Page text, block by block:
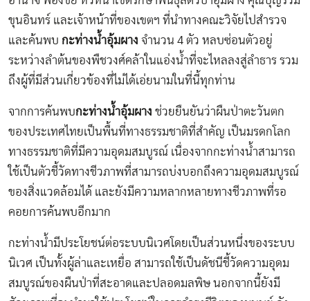
ขุนอินทร์ และเจ้าหน้าที่ของเขตฯ ที่นำทางคณะวิจัยไปสำรวจ
และค้นพบ กะท่างน้ำอุ้มผาง จำนวน 4 ตัว หลบซ่อนตัวอยู่
ระหว่างลำต้นของพืชวงศ์คล้าในแอ่งน้ำที่จะไหลลงสู่ลำธาร รวม
ถึงผู้ที่มีส่วนเกี่ยวข้องที่ไม่ได้เอ่ยนามในที่นี้ทุกท่าน
จากการค้นพบกะท่างน้ำอุ้มผาง ช่วยยืนยันว่าผืนป่าตะวันตก
ของประเทศไทยเป็นพื้นที่ทางธรรมชาติที่สำคัญ เป็นมรดกโลก
ทางธรรมชาติที่มีความอุดมสมบูรณ์ เนื่องจากกะท่างน้ำสามารถ
ใช้เป็นตัวชี้วัดทางชีวภาพที่สามารถบ่งบอกถึงความอุดมสมบูรณ์
ของสิ่งแวดล้อมได้ และยังมีความหลากหลายทางชีวภาพที่รอ
คอยการค้นพบอีกมาก
กะท่างน้ำมีประโยชน์ต่อระบบนิเวศโดยเป็นส่วนหนึ่งของระบบ
นิเวศ เป็นทั้งผู้ล่าและเหยื่อ สามารถใช้เป็นดัชนีชี้วัดความอุดม
สมบูรณ์​ของผืนป่าที่สะอาดและปลอดมลพิษ นอกจากนี้ยังมี